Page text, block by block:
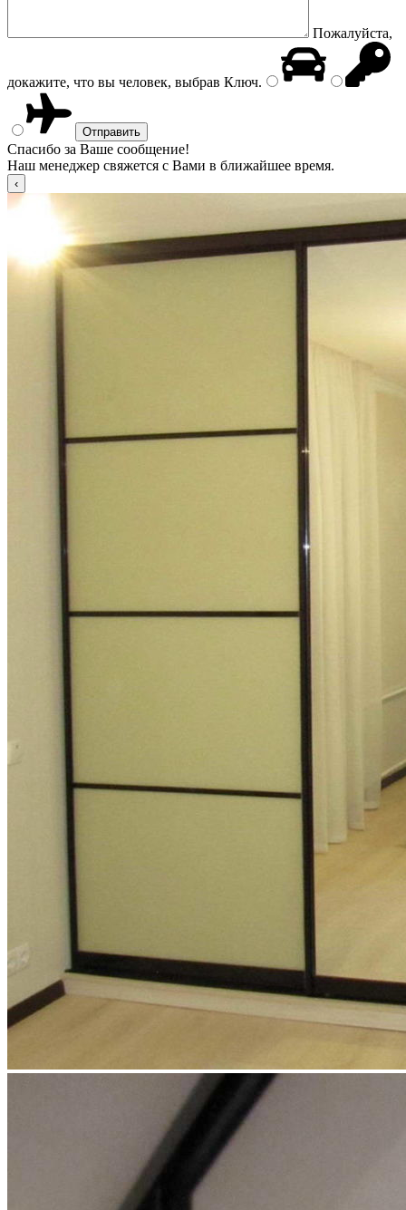
Пожалуйста,
докажите, что вы человек, выбрав Ключ.
Спасибо за Ваше сообщение!
Наш менеджер свяжется с Вами в ближайшее время.